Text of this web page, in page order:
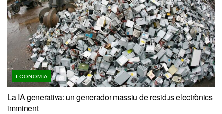
ECONOMIA
La IA generativa: un generador massiu de residus electrònics
imminent